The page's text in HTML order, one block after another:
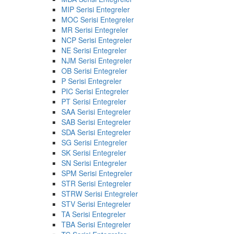
MIP Serisi Entegreler
MOC Serisi Entegreler
MR Serisi Entegreler
NCP Serisi Entegreler
NE Serisi Entegreler
NJM Serisi Entegreler
OB Serisi Entegreler
P Serisi Entegreler
PIC Serisi Entegreler
PT Serisi Entegreler
SAA Serisi Entegreler
SAB Serisi Entegreler
SDA Serisi Entegreler
SG Serisi Entegreler
SK Serisi Entegreler
SN Serisi Entegreler
SPM Serisi Entegreler
STR Serisi Entegreler
STRW Serisi Entegreler
STV Serisi Entegreler
TA Serisi Entegreler
TBA Serisi Entegreler